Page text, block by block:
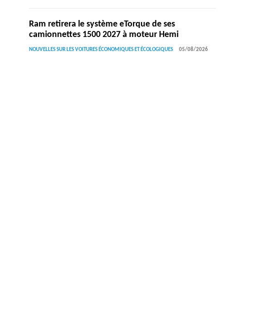
Ram retirera le système eTorque de ses
camionnettes 1500 2027 à moteur Hemi
NOUVELLES SUR LES VOITURES ÉCONOMIQUES ET ÉCOLOGIQUES 05/08/2026